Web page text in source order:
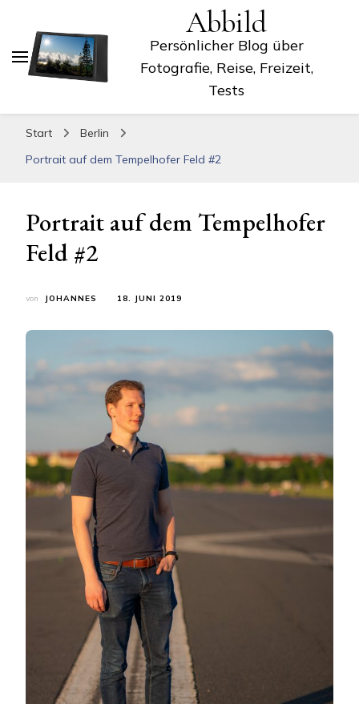
Abbild
Persönlicher Blog über
Fotografie, Reise, Freizeit,
Tests
Start
Berlin
Portrait auf dem Tempelhofer Feld #2
Portrait auf dem Tempelhofer
Feld #2
von JOHANNES 18. JUNI 2019